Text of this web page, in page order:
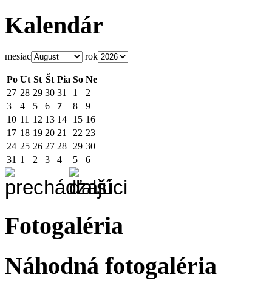
Kalendár
mesiac rok
Po Ut St Št Pia So Ne
27 28 29 30 31 1
2
3
4 5 6 7 8
9
10 11 12 13 14 15 16
17 18 19 20 21 22 23
24 25 26 27 28 29 30
31 1 2 3 4 5 6
Fotogaléria
Náhodná fotogaléria